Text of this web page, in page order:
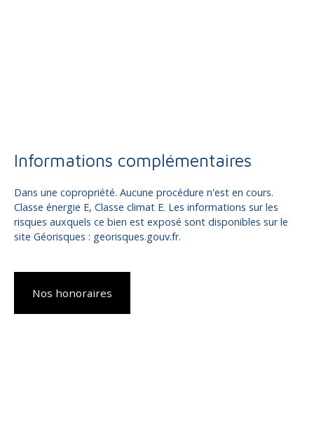
Informations complémentaires
Dans une copropriété. Aucune procédure n'est en cours.
Classe énergie E, Classe climat E. Les informations sur les
risques auxquels ce bien est exposé sont disponibles sur le
site Géorisques : georisques.gouv.fr.
Nos honoraires